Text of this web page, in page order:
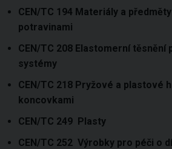
CEN/TC 194 Materiály a
potravinami
CEN/TC 208 Elastomerní těsnění
systémy
CEN/TC 218 Pryžové a plastové
koncovkami
CEN/TC 249 Plasty
CEN/TC 252 Výrobky pro péči o